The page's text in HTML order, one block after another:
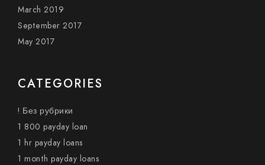
March 2019
September 2017
May 2017
CATEGORIES
! Без рубрики
1 800 payday loan
1 hr payday loans
1 month payday loans